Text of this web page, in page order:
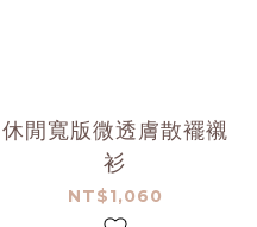
休閒寬版微透膚散襬襯
衫
NT$1,060